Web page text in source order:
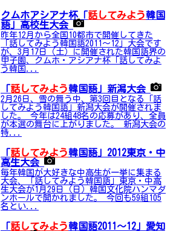
クムホアシアナ杯「話してみよう韓国
語」高校生大会
昨年12月から全国10都市で開催してきた
「話してみよう韓国語2011～12」大会です
が、3月17日（土）に開催された韓国語界の
甲子園、クムホ・アシアナ杯「話してみよ
う韓国...
「話してみよう韓国語」新潟大会
2月26日、雪の舞う中、第3回目となる「話
してみよう韓国語」新潟大会が開催されま
した。 今年は24組48名の応募があり、全員
が本選の舞台に上がりました。 新潟大会の
特...
「話してみよう韓国語」2012東京・中
高生大会
毎年韓国が大好きな中高生が一挙に集まる
大会、「話してみよう韓国語」東京・中高
生大会が1月29日（日）韓国文化院ハンマダ
ンホールで開かれました。 今回も59組105
名とい...
「話してみよう韓国語2011～12」愛知